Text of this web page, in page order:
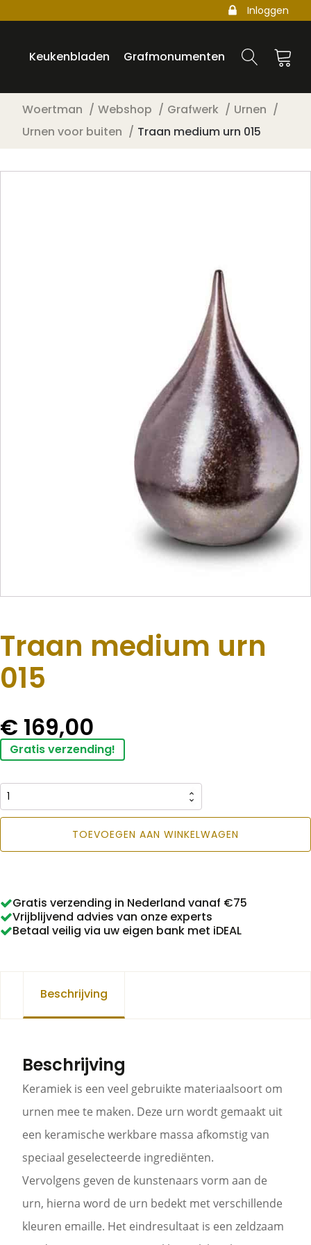
Inloggen
Keukenbladen Grafmonumenten
Woertman Webshop Grafwerk
Urnen
Urnen voor buiten
Traan medium urn 015
Traan medium urn
015
€ 169,00
Gratis verzending!
Traan
medium
TOEVOEGEN AAN WINKELWAGEN
Gratis verzending in Nederland vanaf €75
Vrijblijvend advies van onze experts
Betaal veilig via uw eigen bank met iDEAL
Beschrijving
Beschrijving
Keramiek is een veel gebruikte materiaalsoort om
urnen mee te maken. Deze urn wordt gemaakt uit
een keramische werkbare massa afkomstig van
speciaal geselecteerde ingrediënten.
Vervolgens geven de kunstenaars vorm aan de
urn, hierna word de urn bedekt met verschillende
kleuren emaille. Het eindresultaat is een zeldzaam